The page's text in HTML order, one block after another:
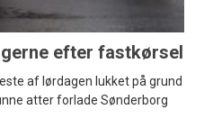
efter fastkørsel
af lørdagen lukket på grund
atter forlade Sønderborg